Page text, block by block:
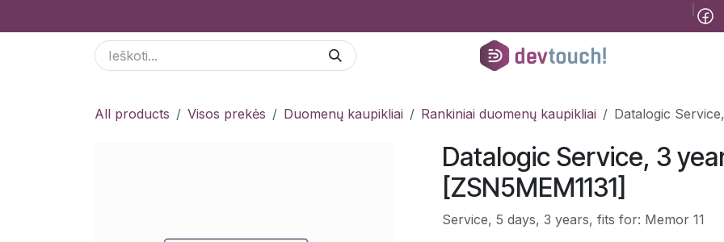
Kursai
All products Visos prekės Duomenų kaupikliai Rankiniai duomenų kaupikliai Datalogic
Datalogic Service, 3
[ZSN5MEM1131]
Service, 5 days, 3 years, fits for: Memor 11